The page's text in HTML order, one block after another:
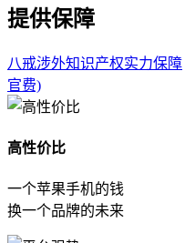
提供保障
八戒涉外知识产权实力保障
官费)
高性价比
一个苹果手机的钱
换一个品牌的未来